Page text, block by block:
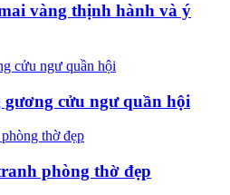
vàng thịnh hành và ý
cửu ngư quần hội
phòng thờ đẹp